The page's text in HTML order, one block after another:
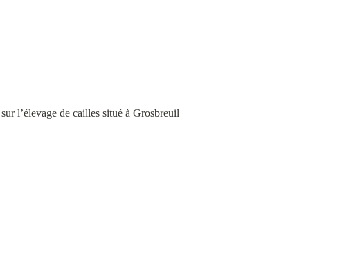
l’élevage de cailles situé à Grosbreuil